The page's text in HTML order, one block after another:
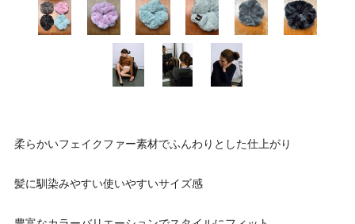
柔らかいフェイクファー素材でふんわりとした仕上がり
髪に馴染みやすい使いやすいサイズ感